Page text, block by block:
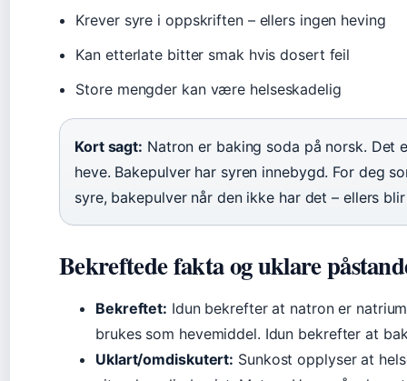
Krever syre i oppskriften – ellers ingen heving
Kan etterlate bitter smak hvis dosert feil
Store mengder kan være helseskadelig
Kort sagt: Natron er baking soda på norsk.
heve. Bakepulver har syren innebygd. For deg
syre, bakepulver når den ikke har det – ellers
Bekreftede fakta og uklare
Bekreftet: Idun bekrefter at natron er
brukes som hevemiddel. Idun bekrefter at
Uklart/omdiskutert: Sunkost opplyser at